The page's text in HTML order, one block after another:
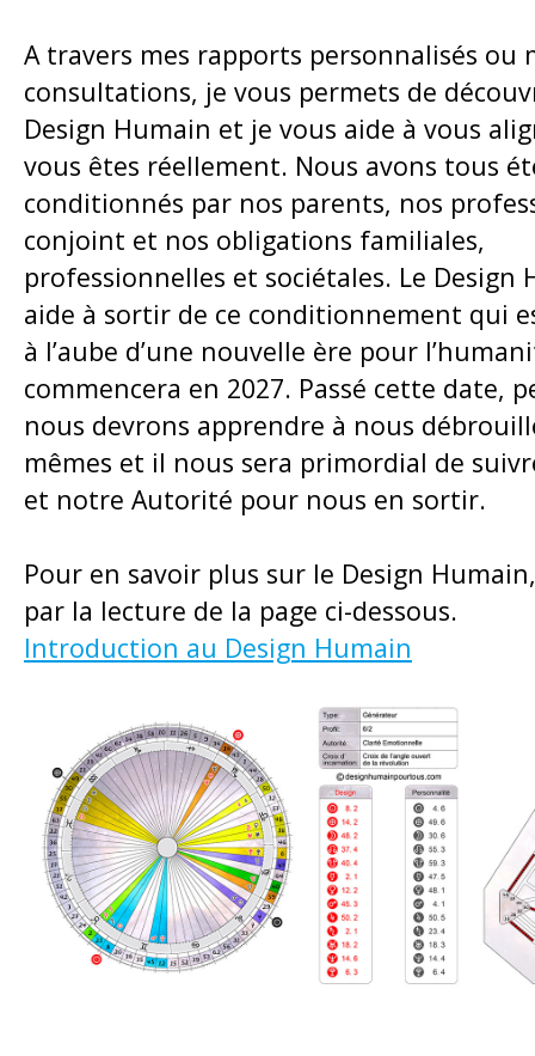
A travers mes rapports personnalisés ou
consultations, je vous permets de
Design Humain et je vous aide à vous
vous êtes réellement. Nous avons tous
conditionnés par nos parents, nos
conjoint et nos obligations familiales,
professionnelles et sociétales. Le Design
aide à sortir de ce conditionnement qui
à l’aube d’une nouvelle ère pour
commencera en 2027. Passé cette date,
nous devrons apprendre à nous
mêmes et il nous sera primordial de
et notre Autorité pour nous en sortir.
Pour en savoir plus sur le Design
par la lecture de la page ci-dessous.
Introduction au Design Humain